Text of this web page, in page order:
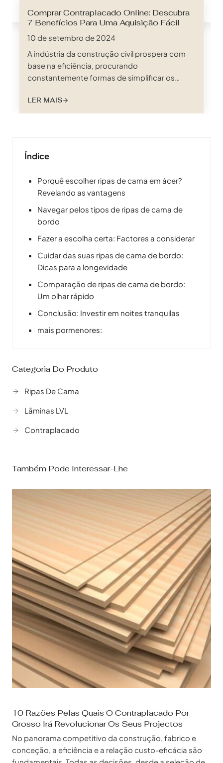
Comprar Contraplacado Online: Descubra
7 Benefícios Para Uma Aquisição Fácil
10 de setembro de 2024
A indústria da construção civil prospera com
base na eficiência, procurando
constantemente formas de simplificar os
Enquanto nos maravilhamos com os arranha-
céus imponentes e as pontes intrincadas, o
Tradicionalmente, a aquisição de
de telefonemas, visitas a fornecedores e
navegação…
LER MAIS
Índice
Porquê escolher ripas de cama em ácer?
Revelando as vantagens
Navegar pelos tipos de ripas de cama de
bordo
Fazer a escolha certa: Factores a considerar
Cuidar das suas ripas de cama de bordo:
Dicas para a longevidade
Comparação de ripas de cama de bordo:
Um olhar rápido
Conclusão: Investir em noites tranquilas
mais pormenores:
Categoria Do Produto
Ripas De Cama
Lâminas LVL
Contraplacado
Também Pode Interessar-Lhe
10 Razões Pelas Quais O Contraplacado Por
Grosso Irá Revolucionar Os Seus Projectos
No panorama competitivo da construção, fabrico e
conceção, a eficiência e a relação custo-eficácia são